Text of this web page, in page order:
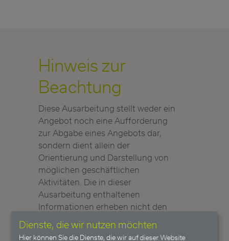
Hinweis zur
Beachtung
Diese Ausarbeitung stellt weder ein
Angebot noch eine Aufforderung
zur Abgabe eines Angebots dar,
sondern dient allein der
Orientierung und Darstellung von
möglichen geschäftlichen
Aktivitäten. Die in dieser
Ausarbeitung enthaltenen
Informationen erheben nicht den
Anspruch auf Vollständigkeit und
sind daher unverbindlich. Soweit in
Dienste, die wir nutzen möchten
Hier können Sie die Dienste, die wir auf dieser Website